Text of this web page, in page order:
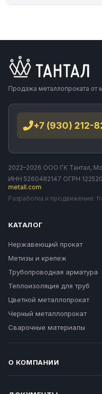
Продажа металлопроката от
+7 (930) 212-
2022–2026 ООО ГК Тантал,
ИНН 5260482147 ОГРН
metall.com
Разработка и продвижение:
КАТАЛОГ
Нержавеющий прокат
Метизы и крепеж
Трубопроводная арматура
Теплоизоляция для труб
Цветной металлопрокат
Черный металлопрокат
Сварочные материалы
О КОМПАНИИ